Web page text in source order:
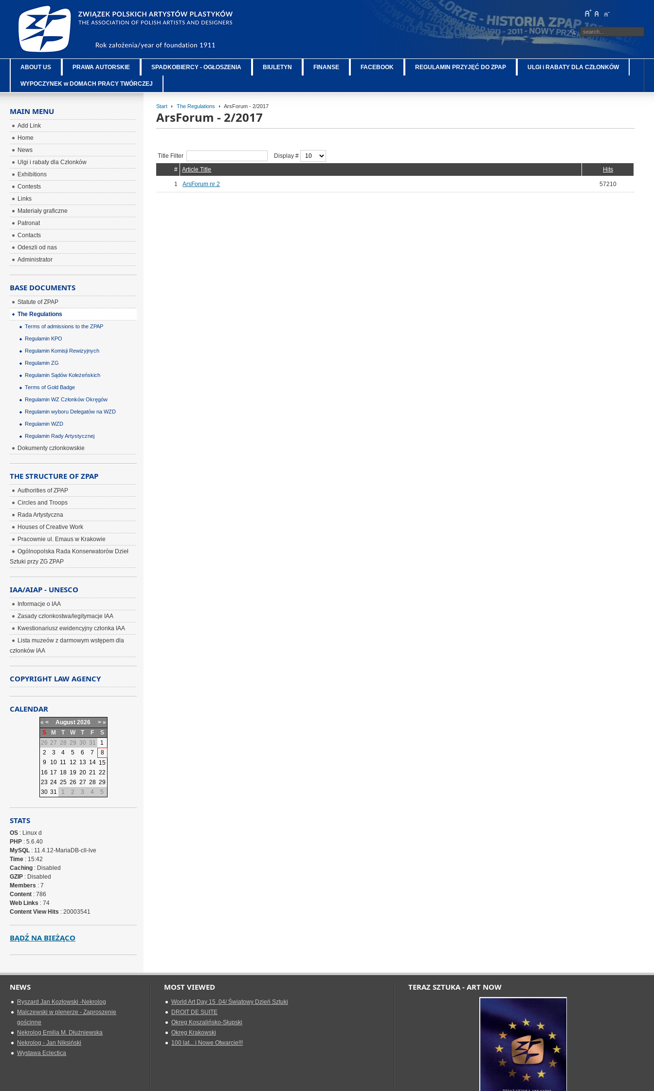
ABOUT US PRAWA AUTORSKIE SPADKOBIERCY - OGŁOSZENIA BIULETYN FINANSE FACEBOOK REGULAMIN PRZYJĘĆ DO ZPAP ULGI i RABATY DLA CZŁONKÓW
WYPOCZYNEK w DOMACH PRACY TWÓRCZEJ
Start The Regulations ArsForum - 2/2017
ArsForum - 2/2017
Title Filter
Display #
#
Article Title Hits
1 ArsForum nr 2 57210
MAIN MENU
Add Link
Home
News
Ulgi i rabaty dla Członków
Exhibitions
Contests
Links
Materiały graficzne
Patronat
Contacts
Odeszli od nas
Administrator
BASE DOCUMENTS
Statute of ZPAP
The Regulations
Terms of admissions to the ZPAP
Regulamin KPO
Regulamin Komisji Rewizyjnych
Regulamin ZG
Regulamin Sądów Koleżeńskich
Terms of Gold Badge
Regulamin WZ Członków Okręgów
Regulamin wyboru Delegatów na WZD
Regulamin WZD
Regulamin Rady Artystycznej
Dokumenty członkowskie
THE STRUCTURE OF ZPAP
Authorities of ZPAP
Circles and Troops
Rada Artystyczna
Houses of Creative Work
Pracownie ul. Emaus w Krakowie
Ogólnopolska Rada Konserwatorów Dzieł
Sztuki przy ZG ZPAP
IAA/AIAP - UNESCO
Informacje o IAA
Zasady członkostwa/legitymacje IAA
Kwestionariusz ewidencyjny członka IAA
Lista muzeów z darmowym wstępem dla
członków IAA
COPYRIGHT LAW AGENCY
CALENDAR
« < August 2026 > »
S
M T W T F
S
26 27 28 29 30 31
1
2
3 4 5 6 7
8
9
10 11 12 13 14 15
16 17 18 19 20 21 22
23 24 25 26 27 28 29
30 31 1 2 3 4 5
STATS
OS : Linux d
PHP : 5.6.40
MySQL : 11.4.12-MariaDB-cll-lve
Time : 15:42
Caching : Disabled
GZIP : Disabled
Members : 7
Content : 786
Web Links : 74
Content View Hits : 20003541
BĄDŹ NA BIEŻĄCO
NEWS
Ryszard Jan Kozłowski -Nekrolog
Malczewski w plenerze - Zaproszenie
gościnne
Nekrolog Emilia M. Dłużniewska
Nekrolog - Jan Niksiński
Wystawa Eclectica
MOST VIEWED
World Art Day 15 .04/ Światowy Dzień Sztuki
DROIT DE SUITE
Okreg Koszalińsko-Słupski
Okręg Krakowski
100 lat... i Nowe Otwarcie!!!
TERAZ SZTUKA - ART NOW